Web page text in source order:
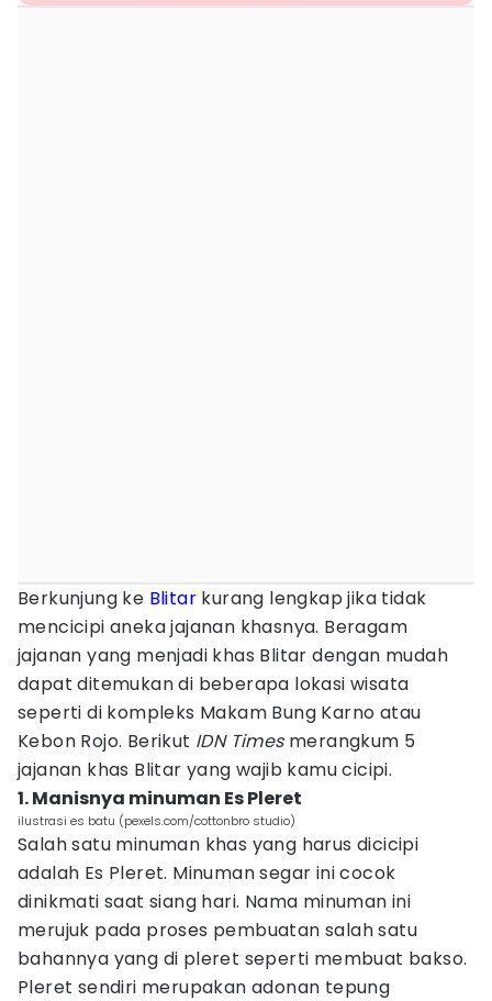
Berkunjung ke Blitar kurang lengkap jika tidak
mencicipi aneka jajanan khasnya. Beragam
jajanan yang menjadi khas Blitar dengan mudah
dapat ditemukan di beberapa lokasi wisata
seperti di kompleks Makam Bung Karno atau
Kebon Rojo. Berikut IDN Timesmerangkum 5
jajanan khas Blitar yang wajib kamu cicipi.
1. Manisnya minuman Es Pleret
ilustrasi es batu (pexels.com/cottonbro studio)
Salah satu minuman khas yang harus dicicipi
adalah Es Pleret. Minuman segar ini cocok
dinikmati saat siang hari. Nama minuman ini
merujuk pada proses pembuatan salah satu
bahannya yang di pleret seperti membuat bakso.
Pleret sendiri merupakan adonan tepung